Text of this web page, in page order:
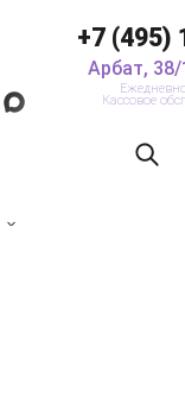
+7 (495)
Арбат, 38/
Кассовое